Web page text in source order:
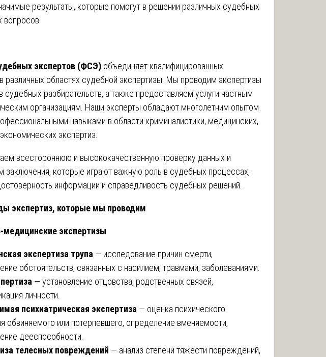
результаты, которые помогут в решении различных судебных
экспертов (ФСЭ) объединяет квалифицированных
различных областях судебной экспертизы. Мы проводим экспертизы
судебных разбирательств, а также предоставляем услуги частным
организациям. Наши эксперты обладают многолетним опытом
навыками в области криминалистики, медицинских,
экспертиз.
всестороннюю и высококачественную проверку данных и
заключения, которые играют важную роль в судебных процессах,
информации и справедливость судебных решений.
экспертиз, которые мы проводим
медицинские экспертизы
экспертиза трупа — исследование причин смерти,
обстоятельств, связанных с насилием, травмами, заболеваниями.
— установление отцовства, родственных связей,
личности.
психиатрическая экспертиза — оценка психического
обвиняемого или потерпевшего, определение вменяемости,
дееспособности.
телесных повреждений — анализ степени тяжести повреждений,